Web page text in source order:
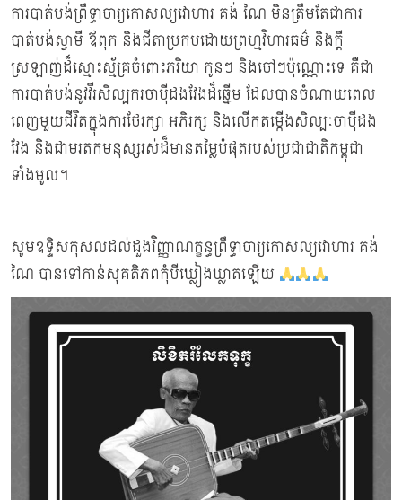
ការបាត់បង់ព្រឹទ្ធាចារ្យកោសល្យវោហារ គង់ ណៃ មិនត្រឹមតែជាការ
បាត់បង់ស្វាមី ឪពុក និងជីតាប្រកបដោយព្រហ្មវិហារធម៌ និងក្ដី
ស្រឡាញ់ដ៏ស្មោះស្ម័គ្រចំពោះភរិយា កូនៗ និងចៅៗប៉ុណ្ណោះទេ គឺជា
ការបាត់បង់នូវវីរសិល្បករចាប៉ីដងវែងដ៏ឆ្នើម ដែលបានចំណាយពេល
ពេញមួយជីវិតក្នុងការថែរក្សា​ អភិរក្ស និងលើកតម្កើងសិល្បៈចាប៉ីដង
វែង និងជាមរតកមនុស្សរស់ដ៏មានតម្លៃបំផុតរបស់ប្រជាជាតិកម្ពុជា
ទាំងមូល។
សូមឧទ្ទិសកុសលដល់ដួងវិញ្ញាណក្ខន្ធព្រឹទ្ធាចារ្យកោសល្យវោហារ គង់
ណៃ បានទៅកាន់សុគតិភពកុំបីឃ្លៀងឃ្លាតឡើយ